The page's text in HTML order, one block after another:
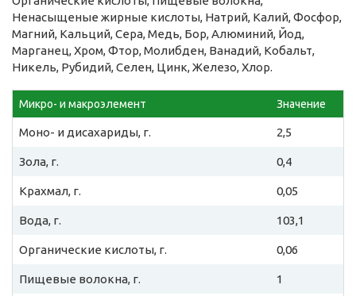
Ненасыщеные жирные кислоты, Натрий, Калий, Фосфор,
Магний, Кальций, Сера, Медь, Бор, Алюминий, Йод,
Марганец, Хром, Фтор, Молибден, Ванадий, Кобальт,
Никель, Рубидий, Селен, Цинк, Железо, Хлор.
Микро- и макроэлемент Значение
Моно- и дисахариды, г. 2,5
Зола, г. 0,4
Крахмал, г. 0,05
Вода, г. 103,1
Органические кислоты, г. 0,06
Пищевые волокна, г. 1